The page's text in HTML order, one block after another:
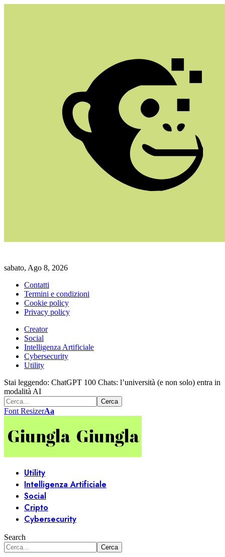
sabato, Ago 8, 2026
Contatti
Termini e condizioni
Cookie policy
Privacy policy
Creator
Social
Intelligenza Artificiale
Cybersecurity
Utility
Stai leggendo: ChatGPT 100 Chats: l’università (e non solo) entra in
modalità AI
Font ResizerAa
Utility
Intelligenza Artificiale
Social
Cripto
Cybersecurity
Search